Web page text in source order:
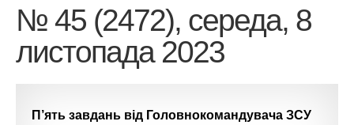
УКРАЇНА
ЕКОНОМІКА
ПОЛІТИКА
СУСПІЛЬСТВО
№ 45 (2472), середа, 8
листопада 2023
П’ять завдань від Головнокомандувача ЗСУ